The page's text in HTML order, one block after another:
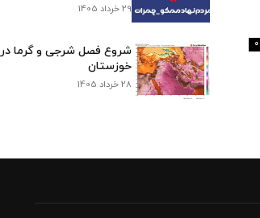
0
29 خرداد 1405
شروع فصل شرجی و گرما در
خوزستان
28 خرداد 1405